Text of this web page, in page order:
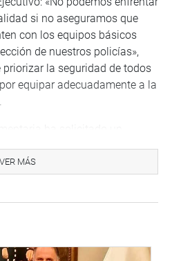
si no aseguramos que
con los equipos básicos
de nuestros policías»,
priorizar la seguridad de todos
equipar adecuadamente a la
medidas que se están
deficiencias señaladas en el
que el Poder Ejecutivo
se enfrentan a diario con el
VER MÁS